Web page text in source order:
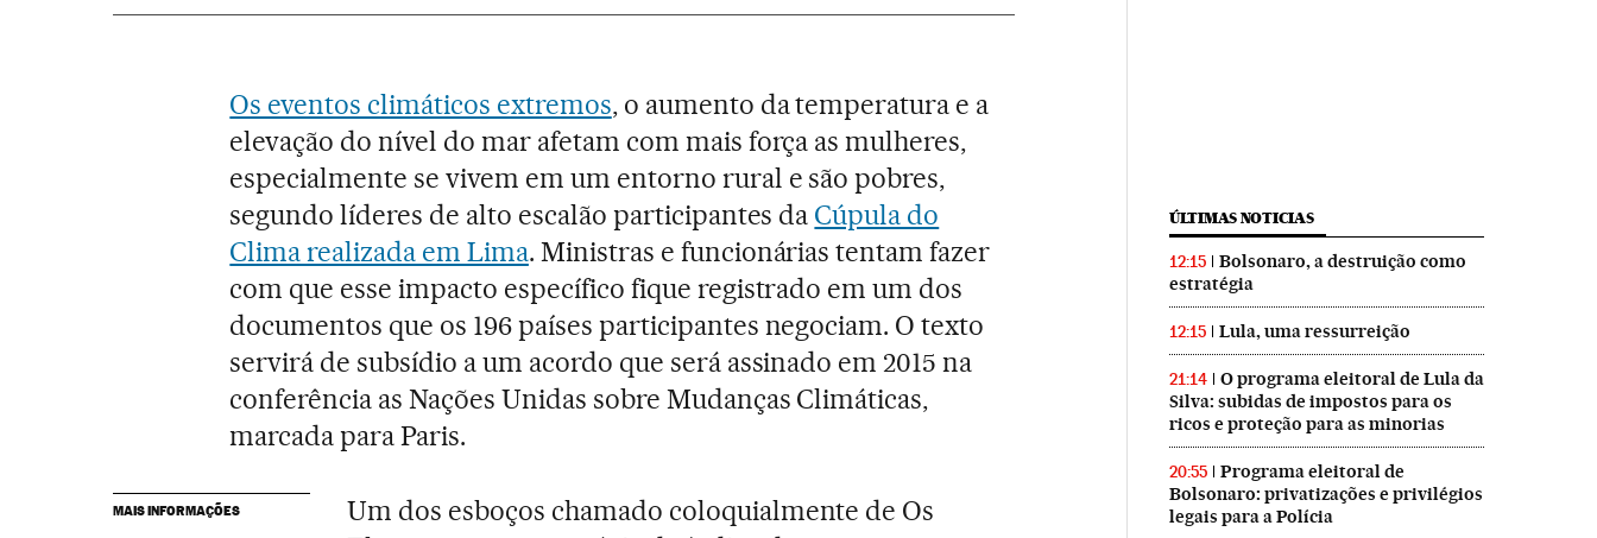
Os eventos climáticos extremos, o aumento da temperatura e a
elevação do nível do mar afetam com mais força as mulheres,
especialmente se vivem em um entorno rural e são pobres,
segundo líderes de alto escalão participantes da Cúpula do
Clima realizada em Lima. Ministras e funcionárias tentam fazer
com que esse impacto específico fique registrado em um dos
documentos que os 196 países participantes negociam. O texto
servirá de subsídio a um acordo que será assinado em 2015 na
conferência as Nações Unidas sobre Mudanças Climáticas,
marcada para Paris.
MAIS INFORMAÇÕES
Um dos esboços chamado coloquialmente de Os
ÚLTIMAS NOTICIAS
12:15
Bolsonaro, a destruição como
estratégia
12:15 Lula, uma ressurreição
21:14
O programa eleitoral de Lula da
Silva: subidas de impostos para os
ricos e proteção para as minorias
20:55
Programa eleitoral de
Bolsonaro: privatizações e privilégios
legais para a Polícia